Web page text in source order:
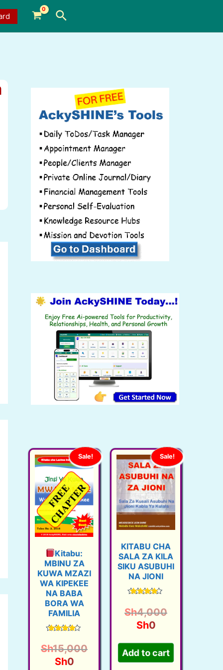
Search
Sale!
Kitabu:
MBINU ZA
KUWA MZAZI
WA KIPEKEE
NA BABA
BORA WA
FAMILIA
4.30
out of 5
Sh15,000
O
Sh0C
Sale!
KITABU CHA
SALA ZA KILA
SIKU ASUBUHI
NA JIONI
4.46
out of 5
Sh4,000O
g
i
Sh0C
r
r
Add to cart